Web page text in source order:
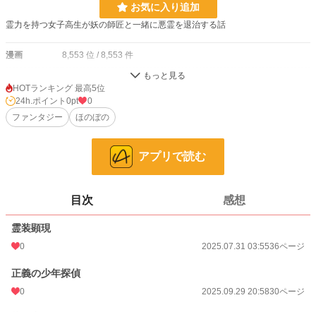
お気に入り追加
霊力を持つ女子高生が妖の師匠と一緒に悪霊を退治する話
漫画 8,553 位 / 8,553 件
お気に入り 1
24h.ポイント 0 pt
2025.07.31 03:55
週間ポイント
月間ポイント
年間ポイント 838 pt (1,376 位)
HOTランキング 最高5位
24h.ポイント 0pt
0
ファンタジー
ほのぼの
アプリで読む
目次 感想
霊装顕現
0 2025.07.31 03:5536ページ
正義の少年探偵
0 2025.09.29 20:5830ページ